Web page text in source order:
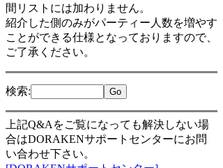
間リストには加わりません。
紹介した側のみがパーティー人数を増やす
ことができる仕様となっておりますので、
ご了承ください。
検索:
上記Q&Aをご覧になっても解決しない場
合はDORAKENサポートセンターにお問
い合わせ下さい。